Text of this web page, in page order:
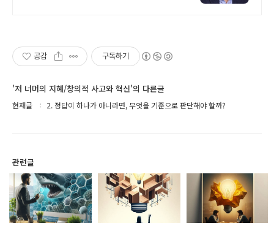
공감 구독하기
'저 너머의 지혜/창의적 사고와 혁신'의 다른글
현재글 2. 정답이 하나가 아니라면, 무엇을 기준으로 판단해야 할까?
관련글